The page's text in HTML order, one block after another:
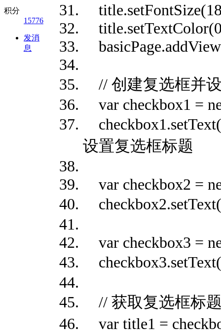
积分
15776
发消
息
// 创建复选框并
var checkbox1 =
设置复选框标题
var checkbox2 =
var checkbox3 =
// 获取复选框标
var title1 =